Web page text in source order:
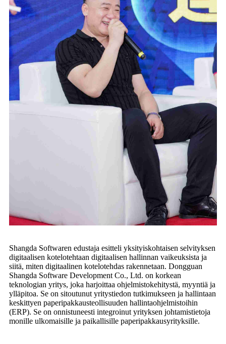
Shangda Softwaren edustaja esitteli yksityiskohtaisen selvityksen
digitaalisen kotelotehtaan digitaalisen hallinnan vaikeuksista ja
siitä, miten digitaalinen kotelotehdas rakennetaan. Dongguan
Shangda Software Development Co., Ltd. on korkean
teknologian yritys, joka harjoittaa ohjelmistokehitystä, myyntiä ja
ylläpitoa. Se on sitoutunut yritystiedon tutkimukseen ja hallintaan
keskittyen paperipakkausteollisuuden hallintaohjelmistoihin
(ERP). Se on onnistuneesti integroinut yrityksen johtamistietoja
monille ulkomaisille ja paikallisille paperipakkausyrityksille.